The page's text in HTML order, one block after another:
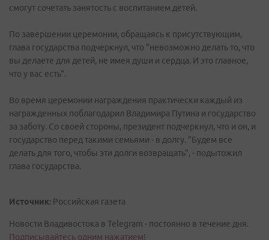
смогут сочетать занятость с воспитанием детей.
По завершении церемонии, обращаясь к присутствующим,
глава государства подчеркнул, что "невозможно делать то, что
вы делаете для детей, не имея души и сердца. И это главное,
что у вас есть".
Во время церемонии награждения практически каждый из
награжденных поблагодарил Владимира Путина и государство
за заботу. Со своей стороны, президент подчеркнул, что и он, и
государство перед такими семьями - в долгу. "Будем все
делать для того, чтобы эти долги возвращать", - подытожил
глава государства.
Источник: Российская газета
Новости Владивостока в Telegram - постоянно в течение дня.
Подписывайтесь одним нажатием!